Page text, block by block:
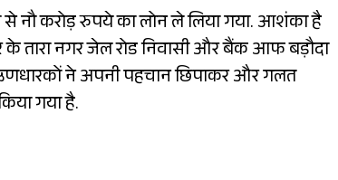
नौ करोड़ रुपये का लोन ले लिया गया. आशंका है
तारा नगर जेल रोड निवासी और बैंक आफ बड़ौदा
ने अपनी पहचान छिपाकर और गलत
गया है.